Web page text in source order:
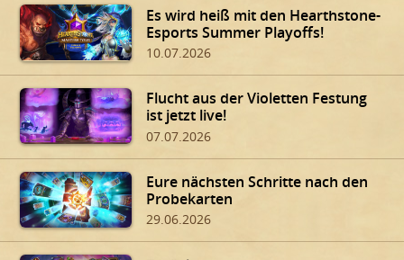
Es wird heiß mit den Hearthstone-
Esports Summer Playoffs!
10.07.2026
Flucht aus der Violetten Festung
ist jetzt live!
07.07.2026
Eure nächsten Schritte nach den
Probekarten
29.06.2026